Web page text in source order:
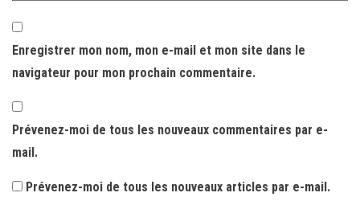
Enregistrer mon nom, mon e-mail et mon site dans le
navigateur pour mon prochain commentaire.
Prévenez-moi de tous les nouveaux commentaires par e-
mail.
Prévenez-moi de tous les nouveaux articles par e-mail.